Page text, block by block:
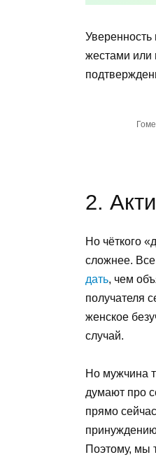
Уверенность
жестами или
2.
Но чёткого
сложнее.
дать, чем
получателя
женское
случай.
Но мужчина
думают про
прямо
Поэтому, мы